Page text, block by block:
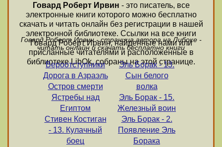
Говард Роберт Ирвин - это писатель, все
электронные книги которого можно бесплатно
скачать и читать онлайн без регистрации в нашей
электронной библиотеке. Ссылки на все книги
Говард Роберт Ирвин, найденные нами или
присланные читателями и расположенные в
библиотеке LibOk, собраны на этой странице.
Говард Роберт Ирвин - страница автора на Либоке -
читать онлайн и скачать бесплатно книги
Вероотступники
Дорога в Азраэль
Остров смерти
Ястребы над
Египтом
Стивен Костиган
- 13. Кулачный
боец
Эль Борак - 13.
Сын белого
волка
Эль Борак - 15.
Железный воин
Эль Борак - 2.
Появление Эль
Борака